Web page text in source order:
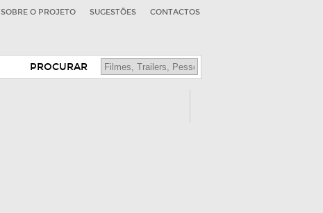
SOBRE O PROJETO SUGESTÕES CONTACTOS
PROCURAR